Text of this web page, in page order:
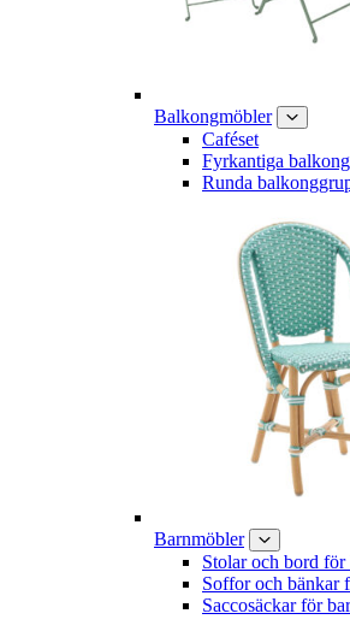
Balkongmöbler
Caféset
Fyrkantiga
Runda
Barnmöbler
Stolar och bord för
Soffor och bänkar
Saccosäckar för